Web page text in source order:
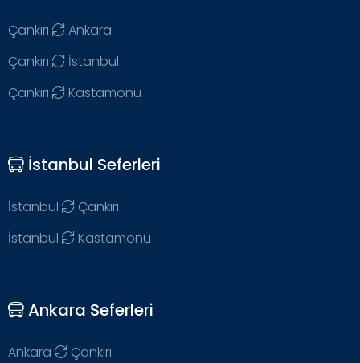
Çankırı
Ankara
Çankırı
İstanbul
Çankırı
Kastamonu
İstanbul Seferleri
İstanbul
Çankırı
İstanbul
Kastamonu
Ankara Seferleri
Ankara Çankırı